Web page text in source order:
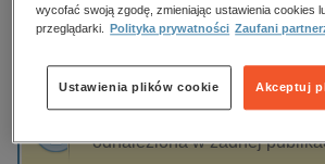
biznesowe, branżowe,
edukacja
hobby, sport, rozrywka
Sortowanie
odnaleziona w żadnej
wycofać swoją zgodę, zmieniając ustawienia cookies
przeglądarki.
Polityka prywatności Zaufani
Akceptuj
Ustawienia plików cookie